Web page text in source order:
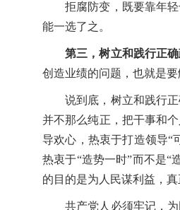
拒腐防变，既要靠年
能一选了之。
第三，树立和践行正确
创造业绩的问题，也就是要
说到底，树立和践行
并不那么纯正，把干事和
导欢心，热衷于打造领导“
热衷于“造势一时”而不是“
的目的是为人民谋利益，
共产党人必须牢记，